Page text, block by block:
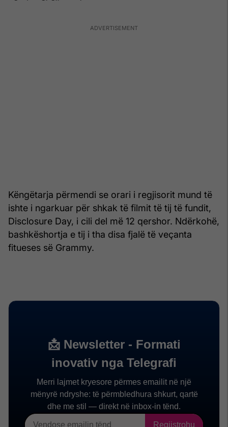
Këngëtarja përmendi se orari i regjisorit mund të
ishte i ngarkuar për shkak të filmit të tij të fundit,
Disclosure Day, i cili del më 12 qershor. Ndërkohë,
bashkëshortja e tij i tha disa fjalë të veçanta
fitueses së Grammy.